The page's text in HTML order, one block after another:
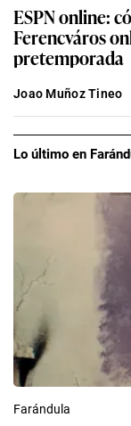
ESPN online:
Ferencváros
pretemporada
Joao Muñoz Tineo
Lo último en
Farándula